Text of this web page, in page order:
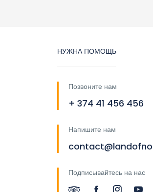
НУЖНА ПОМОЩЬ
Позвоните нам
+ 374 41 456 456
Напишите нам
Подписывайтесь на нас